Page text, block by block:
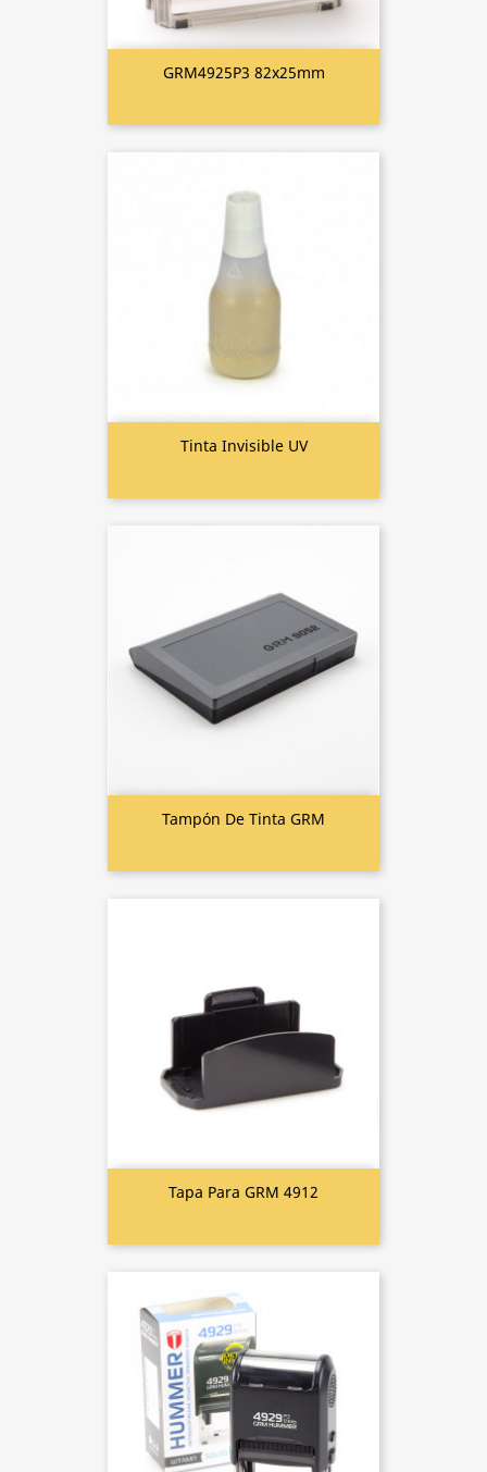
GRM4925P3 82x25mm
Tinta Invisible UV
Tampón De Tinta GRM
Tapa Para GRM 4912